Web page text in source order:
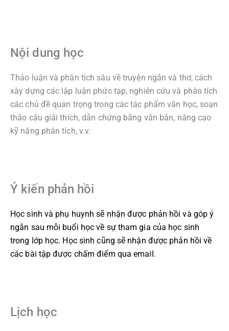
Nội dung học
Thảo luận và phân tích sâu về truyện ngắn và thơ, cách
xây dựng các lập luận phức tạp, nghiên cứu và phân tích
các chủ đề quan trọng trong các tác phẩm văn học, soạn
thảo câu giải thích, dẫn chứng bằng văn bản, nâng cao
kỹ năng phân tích, v.v.
Ý kiến phản hồi
Học sinh và phụ huynh sẽ nhận được phản hồi và góp ý
ngắn sau mỗi buổi học về sự tham gia của học sinh
trong lớp học. Học sinh cũng sẽ nhận được phản hồi về
các bài tập được chấm điểm qua email.
Lịch học